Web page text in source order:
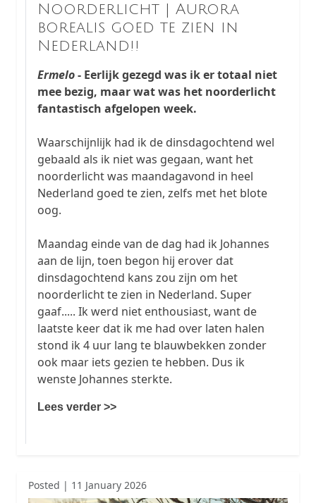
Noorderlicht | Aurora
borealis goed te zien in
Nederland!!
Ermelo- Eerlijk gezegd was ik er totaal niet
mee bezig, maar wat was het noorderlicht
fantastisch afgelopen week.
Waarschijnlijk had ik de dinsdagochtend wel
gebaald als ik niet was gegaan, want het
noorderlicht was maandagavond in heel
Nederland goed te zien, zelfs met het blote
oog.
Maandag einde van de dag had ik Johannes
aan de lijn, toen begon hij erover dat
dinsdagochtend kans zou zijn om het
noorderlicht te zien in Nederland. Super
gaaf..... Ik werd niet enthousiast, want de
laatste keer dat ik me had over laten halen
stond ik 4 uur lang te blauwbekken zonder
ook maar iets gezien te hebben. Dus ik
wenste Johannes sterkte.
Lees verder >>
Posted | 11 January 2026